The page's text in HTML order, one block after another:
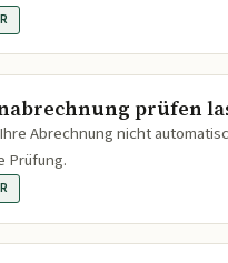
prüfen
Abrechnung nicht
Prüfung.